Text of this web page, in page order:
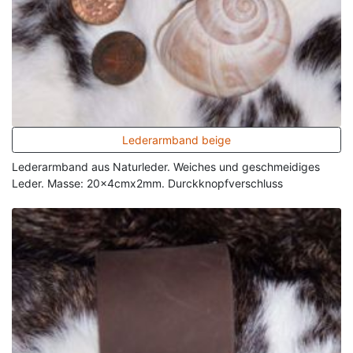
Lederarmband beige
Lederarmband aus Naturleder. Weiches und geschmeidiges
Leder. Masse: 20x4cmx2mm. Durckknopfverschluss